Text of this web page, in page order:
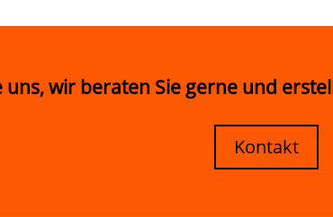
uns, wir beraten Sie gerne und
Kontakt